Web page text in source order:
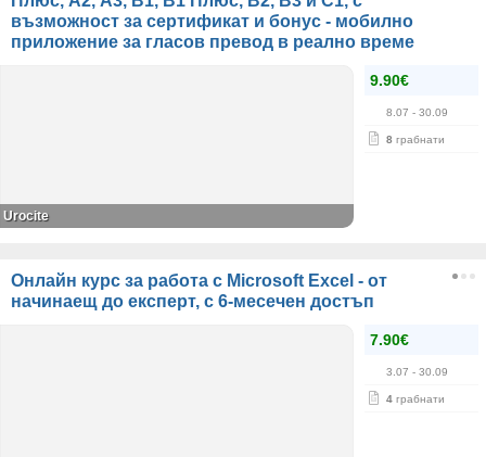
възможност за сертификат и бонус - мобилно
приложение за гласов превод в реално време
9.90€
8.07 - 30.09
8 грабнати
Urocite
Онлайн курс за работа с Microsoft Excel - от
начинаещ до експерт, с 6-месечен достъп
7.90€
3.07 - 30.09
4 грабнати